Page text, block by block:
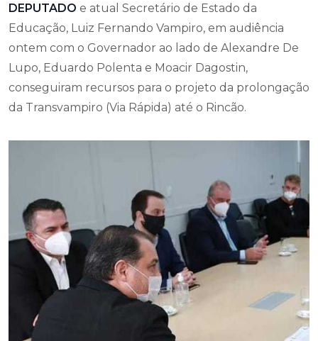
DEPUTADO e atual Secretário de Estado da
Educação, Luiz Fernando Vampiro, em audiência
ontem com o Governador ao lado de Alexandre De
Lupo, Eduardo Polenta e Moacir Dagostin,
conseguiram recursos para o projeto da prolongação
da Transvampiro (Via Rápida) até o Rincão.